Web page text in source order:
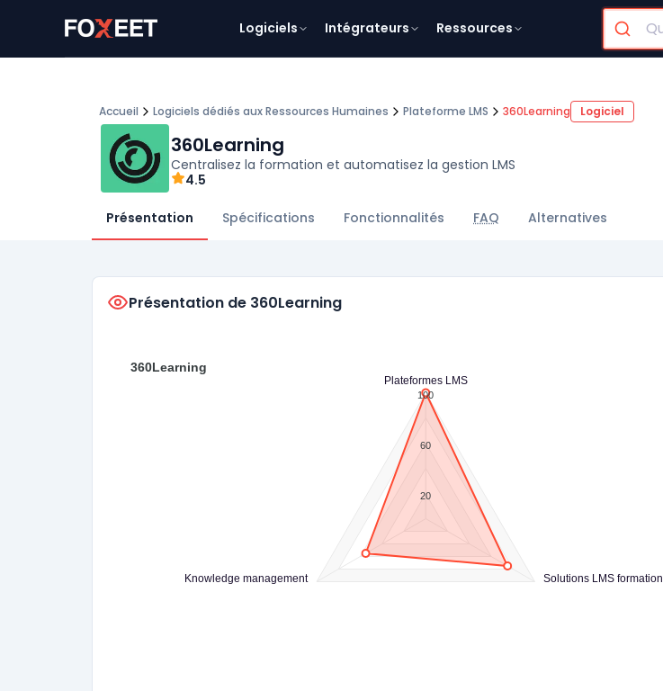
Logiciels Intégrateurs Ressources
Accueil Logiciels dédiés aux Ressources Humaines Plateforme LMS 360Learning Logiciel
360Learning
Centralisez la formation et automatisez la gestion LMS
4.5
Présentation Spécifications Fonctionnalités FAQ Alternatives
Présentation de 360Learning
Plateformes LMS
Solutions LMS formation
Knowledge management
100
60
20
360Learning